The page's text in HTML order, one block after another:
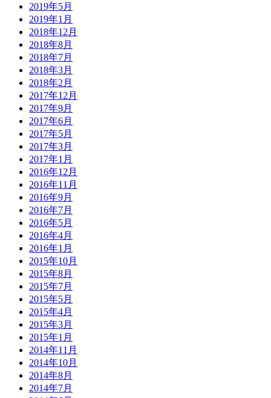
2019年5月
2019年1月
2018年12月
2018年8月
2018年7月
2018年3月
2018年2月
2017年12月
2017年9月
2017年6月
2017年5月
2017年3月
2017年1月
2016年12月
2016年11月
2016年9月
2016年7月
2016年5月
2016年4月
2016年1月
2015年10月
2015年8月
2015年7月
2015年5月
2015年4月
2015年3月
2015年1月
2014年11月
2014年10月
2014年8月
2014年7月